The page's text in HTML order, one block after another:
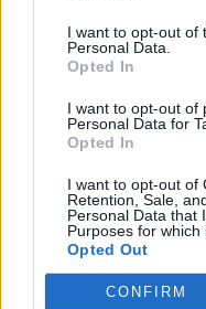
I want to opt-out of
Personal Data.
Opted In
I want to opt-out of
Personal Data for
Opted In
I want to opt-out of
Retention, Sale,
Personal Data that
Purposes for which
Opted Out
CONFIRM